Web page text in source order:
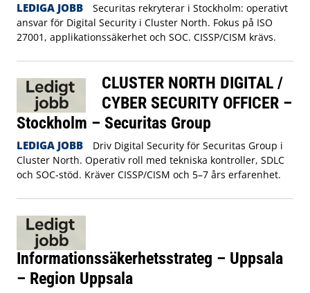
LEDIGA JOBB
Securitas rekryterar i Stockholm: operativt
ansvar för Digital Security i Cluster North. Fokus på ISO
27001, applikationssäkerhet och SOC. CISSP/CISM krävs.
CLUSTER NORTH DIGITAL /
CYBER SECURITY OFFICER –
Stockholm – Securitas Group
LEDIGA JOBB
Driv Digital Security för Securitas Group i
Cluster North. Operativ roll med tekniska kontroller, SDLC
och SOC-stöd. Kräver CISSP/CISM och 5–7 års erfarenhet.
Informationssäkerhetsstrateg – Uppsala
– Region Uppsala